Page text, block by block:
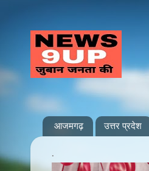
आजमगढ़ उत्तर प्रदेश
.